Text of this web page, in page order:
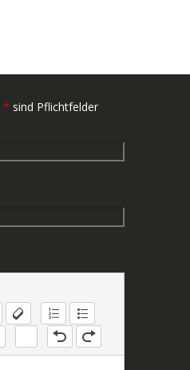
* sind Pflichtfelder